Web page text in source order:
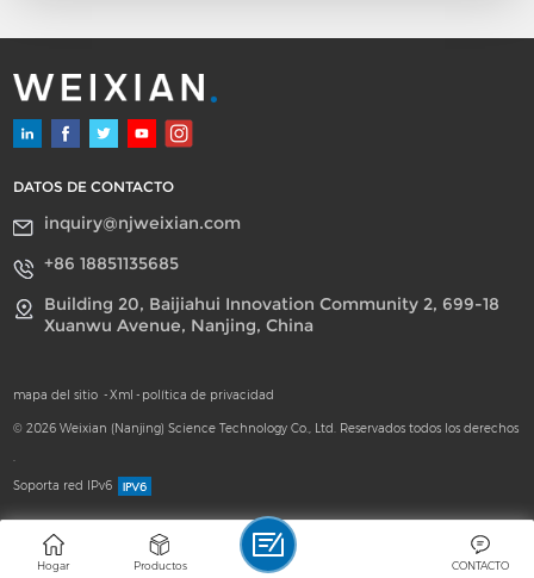
DATOS DE CONTACTO
inquiry@njweixian.com
+86 18851135685
Building 20, Baijiahui Innovation Community 2, 699-18
Xuanwu Avenue, Nanjing, China
mapa del sitio - Xml - política de privacidad
© 2026 Weixian (Nanjing) Science Technology Co., Ltd. Reservados todos los derechos
Soporta red IPv6
Hogar Productos CONTACTO